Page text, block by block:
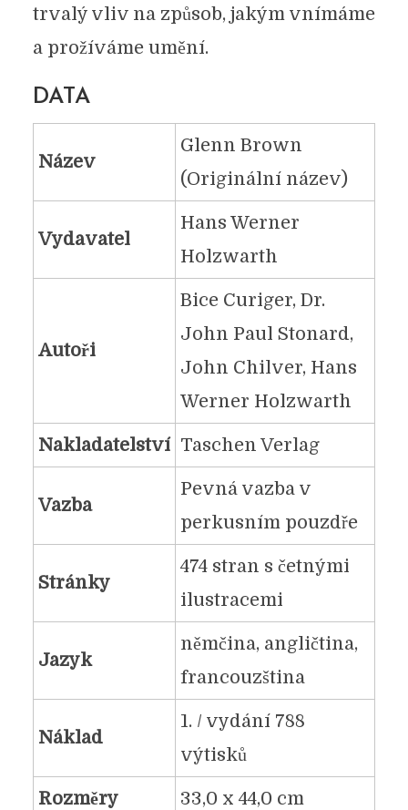
trvalý vliv na způsob, jakým vnímáme
a prožíváme umění.
DATA
Název
Glenn Brown
(Originální název)
Vydavatel
Hans Werner
Holzwarth
Autoři
Bice Curiger, Dr.
John Paul Stonard,
John Chilver, Hans
Werner Holzwarth
Nakladatelství Taschen Verlag
Vazba
Pevná vazba v
perkusním pouzdře
Stránky
474 stran s četnými
ilustracemi
Jazyk
němčina, angličtina,
francouzština
Náklad
1. / vydání 788
výtisků
Rozměry 33,0 x 44,0 cm